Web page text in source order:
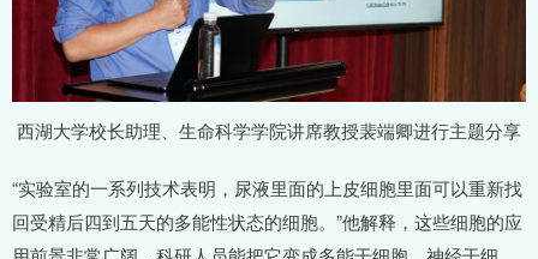
西湖大学校长助理、生命科学学院讲席教授裴端卿进行主题分享
“实验室的一系列技术表明，尿液里面的上皮细胞里面可以重新找
回受精后四到五天的多能性状态的细胞。”他解释，这些细胞的应